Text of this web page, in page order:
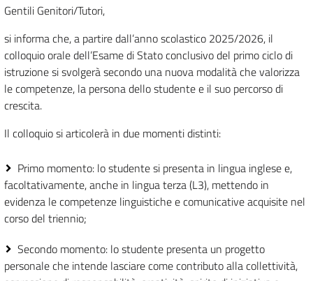
Gentili Genitori/Tutori,
si informa che, a partire dall’anno scolastico 2025/2026, il
colloquio orale dell’Esame di Stato conclusivo del primo ciclo di
istruzione si svolgerà secondo una nuova modalità che valorizza
le competenze, la persona dello studente e il suo percorso di
crescita.
Il colloquio si articolerà in due momenti distinti:
Primo momento: lo studente si presenta in lingua inglese e,
facoltativamente, anche in lingua terza (L3), mettendo in
evidenza le competenze linguistiche e comunicative acquisite nel
corso del triennio;
Secondo momento: lo studente presenta un progetto
personale che intende lasciare come contributo alla collettività,